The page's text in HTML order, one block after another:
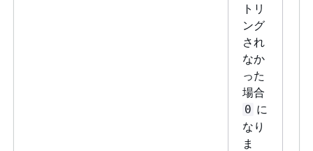
トリ
ング
され
なか
った
場合
0 に
なり
ま